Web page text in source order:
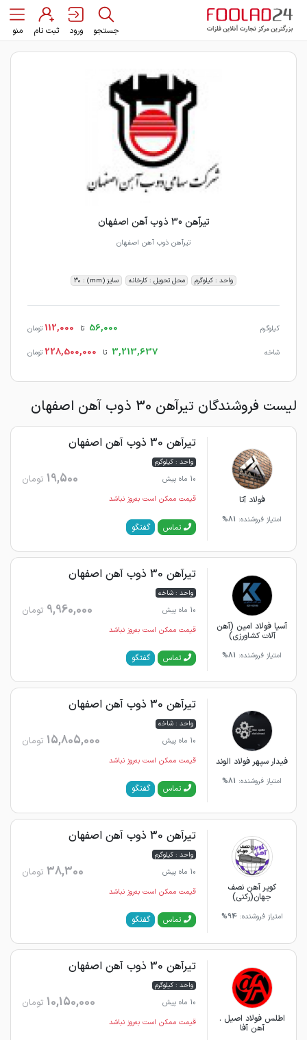
جستجو ورود ثبت نام منو
تیرآهن 30 ذوب آهن اصفهان
تیرآهن ذوب آهن اصفهان
واحد : کیلوگرم محل تحویل : کارخانه سایز (mm) : 30
کیلوگرم 56,000 تا 112,000 تومان
شاخه 3,213,637 تا 228,500,000 تومان
لیست فروشندگان تیرآهن 30 ذوب آهن اصفهان
فولاد آتا
امتیاز فروشنده: 81%
تیرآهن 30 ذوب آهن اصفهان
واحد : کیلوگرم
10 ماه پیش
19,500 تومان
قیمت ممکن است به‌روز نباشد
تماس گفتگو
آسیا فولاد امین (آهن
آلات کشاورزی)
امتیاز فروشنده: 81%
تیرآهن 30 ذوب آهن اصفهان
واحد : شاخه
10 ماه پیش
9,960,000 تومان
قیمت ممکن است به‌روز نباشد
تماس گفتگو
فیدار سپهر فولاد الوند
امتیاز فروشنده: 81%
تیرآهن 30 ذوب آهن اصفهان
واحد : شاخه
10 ماه پیش
15,805,000 تومان
قیمت ممکن است به‌روز نباشد
تماس گفتگو
کویر آهن نصف
جهان(رکنی)
امتیاز فروشنده:94%
تیرآهن 30 ذوب آهن اصفهان
واحد : کیلوگرم
10 ماه پیش
38,300 تومان
قیمت ممکن است به‌روز نباشد
تماس گفتگو
اطلس فولاد اصیل .
آهن آفا
تیرآهن 30 ذوب آهن اصفهان
واحد : کیلوگرم
10 ماه پیش
10,150,000 تومان
قیمت ممکن است به‌روز نباشد